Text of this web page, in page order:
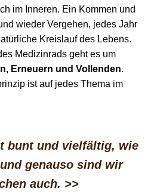
im Inneren. Ein Kommen und
wieder Vergehen, jedes Jahr
Kreislauf des Lebens.
Medizinrads geht es um
Erneuern und Vollenden.
ist auf jedes Thema im
bunt und vielfältig, wie
genauso sind wir
auch. >>